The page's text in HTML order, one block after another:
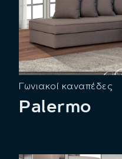
Γωνιακοί καναπέδες
Palermo